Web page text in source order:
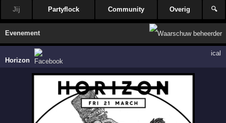
Jij Partyflock Community Overig 🔍
Evenement
Horizon
ical